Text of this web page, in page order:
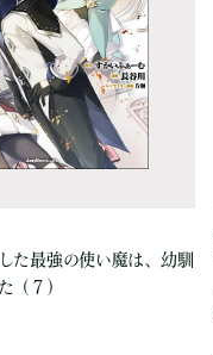
た最強の使い魔は、幼馴
（７）